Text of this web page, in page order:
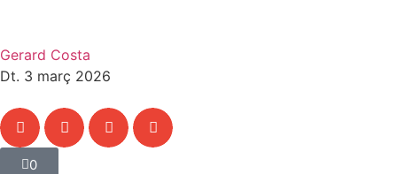
Gerard Costa
Dt. 3 març 2026
0